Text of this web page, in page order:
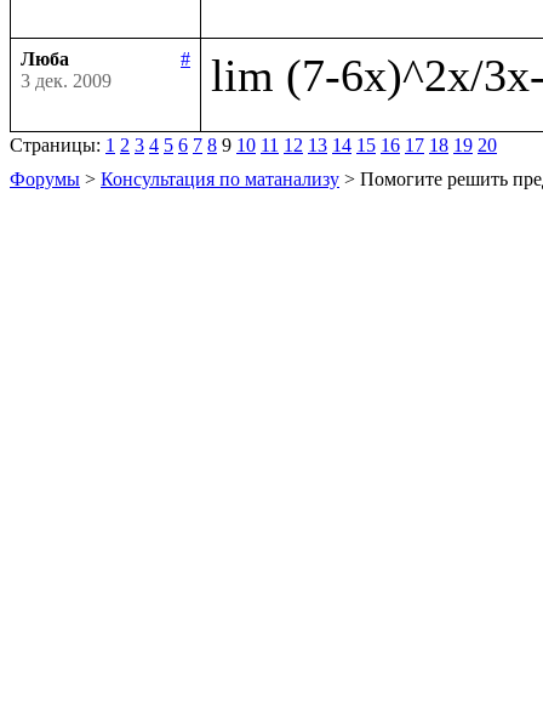
Люба
#
3 дек. 2009
Страницы: 1 2 3 4 5 6 7 8 9 10 11 12 13 14 15 16 17 18 19 20
Форумы > Консультация по матанализу > Помогите решить